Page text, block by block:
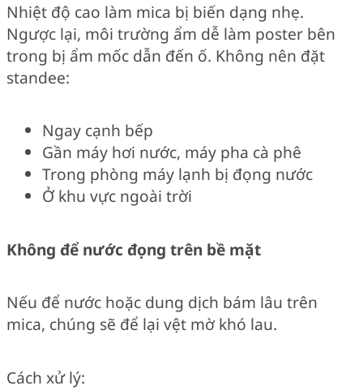
Nhiệt độ cao làm mica bị biến dạng nhẹ.
Ngược lại, môi trường ẩm dễ làm poster bên
trong bị ẩm mốc dẫn đến ố. Không nên đặt
standee:
Ngay cạnh bếp
Gần máy hơi nước, máy pha cà phê
Trong phòng máy lạnh bị đọng nước
Ở khu vực ngoài trời
Không để nước đọng trên bề mặt
Nếu để nước hoặc dung dịch bám lâu trên
mica, chúng sẽ để lại vệt mờ khó lau.
Cách xử lý: